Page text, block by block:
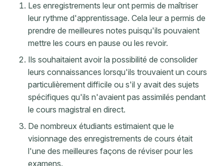
Les enregistrements leur ont permis de maîtriser
leur rythme d'apprentissage. Cela leur a permis de
prendre de meilleures notes puisqu'ils pouvaient
mettre les cours en pause ou les revoir.
Ils souhaitaient avoir la possibilité de consolider
leurs connaissances lorsqu'ils trouvaient un cours
particulièrement difficile ou s'il y avait des sujets
spécifiques qu'ils n'avaient pas assimilés pendant
le cours magistral en direct.
De nombreux étudiants estimaient que le
visionnage des enregistrements de cours était
l'une des meilleures façons de réviser pour les
examens.